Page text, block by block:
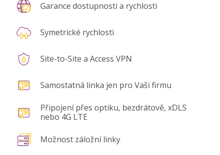
Garance dostupnosti a rychlosti
Symetrické rychlosti
Site-to-Site a Access VPN
Samostatná linka jen pro Vaši firmu
Připojení přes optiku, bezdrátově, xDLS
nebo 4G LTE
Možnost záložní linky